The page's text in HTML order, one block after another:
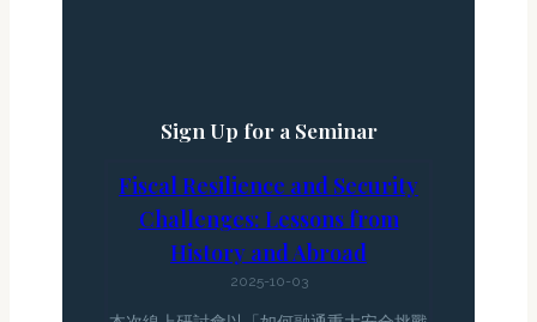
Sign Up for a Seminar
Fiscal Resilience and Security
Challenges: Lessons from
History and Abroad
2025-10-03